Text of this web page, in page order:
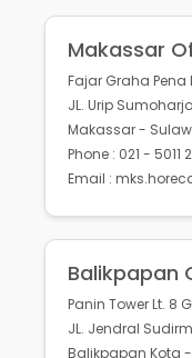
Makassar
Fajar Graha Pena
JL. Urip
Makassar -
Phone : 021 - 5011
Email :
Balikpapan
Panin Tower Lt. 8
JL. Jendral
Balikpapan Kota